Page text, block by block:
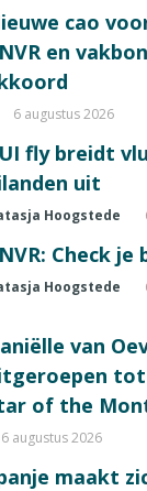
cao
en
6 augustus 2026
fly breidt
uit
Hoogstede
Check je
Hoogstede
van
tot
of the
6 augustus 2026
maakt